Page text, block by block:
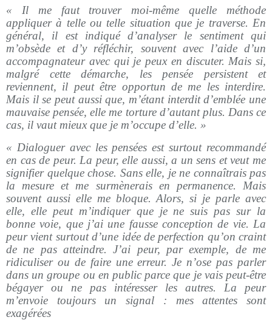
« Il me faut trouver moi-même quelle méthode
appliquer à telle ou telle situation que je traverse. En
général, il est indiqué d’analyser le sentiment qui
m’obsède et d’y réfléchir, souvent avec l’aide d’un
accompagnateur avec qui je peux en discuter. Mais si,
malgré cette démarche, les pensée persistent et
reviennent, il peut être opportun de me les interdire.
Mais il se peut aussi que, m’étant interdit d’emblée une
mauvaise pensée, elle me torture d’autant plus. Dans ce
cas, il vaut mieux que je m’occupe d’elle. »
« Dialoguer avec les pensées est surtout recommandé
en cas de peur. La peur, elle aussi, a un sens et veut me
signifier quelque chose. Sans elle, je ne connaîtrais pas
la mesure et me surmènerais en permanence. Mais
souvent aussi elle me bloque. Alors, si je parle avec
elle, elle peut m’indiquer que je ne suis pas sur la
bonne voie, que j’ai une fausse conception de vie. La
peur vient surtout d’une idée de perfection qu’on craint
de ne pas atteindre. J’ai peur, par exemple, de me
ridiculiser ou de faire une erreur. Je n’ose pas parler
dans un groupe ou en public parce que je vais peut-être
bégayer ou ne pas intéresser les autres. La peur
m’envoie toujours un signal : mes attentes sont
exagérées